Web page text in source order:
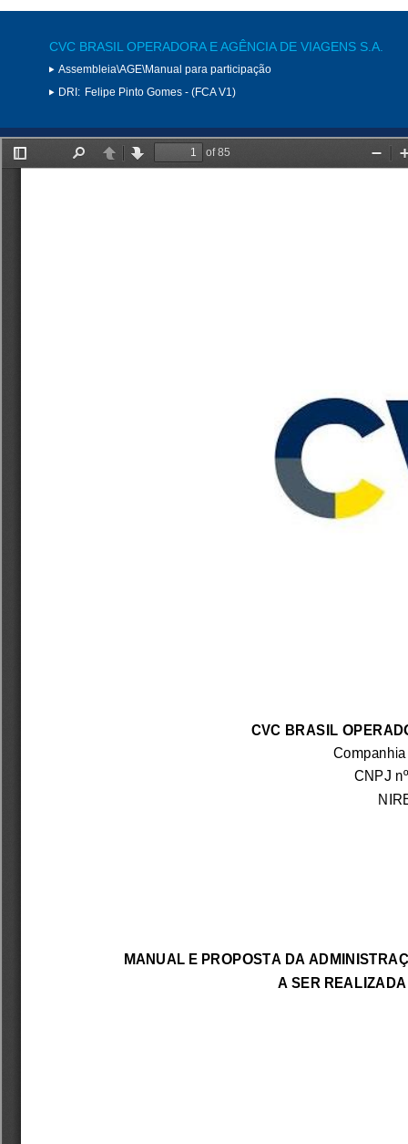
CVC BRASIL OPERADORA E AGÊNCIA DE VIAGENS S.A.
Assembleia\AGE\Manual para participação
DRI: Felipe Pinto Gomes - (FCA V1)